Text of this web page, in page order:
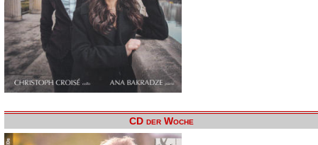
CD der Woche